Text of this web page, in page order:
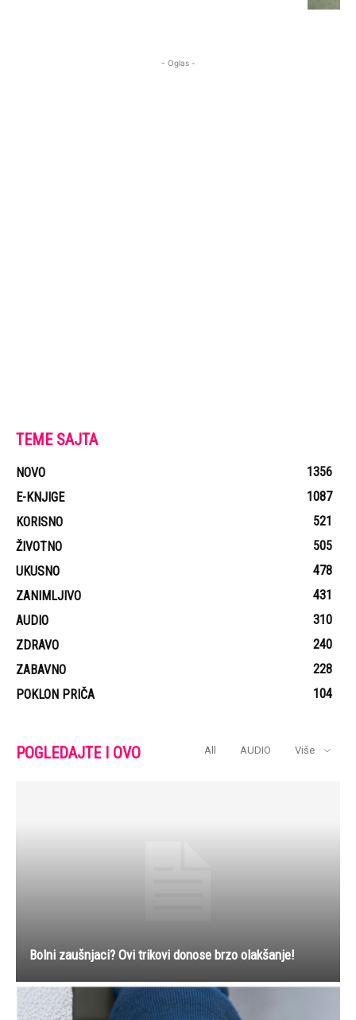
- Oglas -
TEME SAJTA
NOVO
1356
E-KNJIGE
1087
KORISNO
521
ŽIVOTNO
505
UKUSNO
478
ZANIMLJIVO
431
AUDIO
310
ZDRAVO
240
ZABAVNO
228
POKLON PRIČA
104
POGLEDAJTE I OVO All AUDIO Više
Bolni zaušnjaci? Ovi trikovi donose brzo olakšanje!